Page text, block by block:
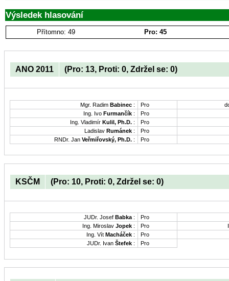
Výsledek hlasování
Přítomno: 49 Pro: 45
ANO 2011 (Pro: 13, Proti: 0, Zdržel se: 0)
Mgr. Radim Babinec : Pro
Ing. Ivo Furmančík :
Pro
Ing. Vladimír Kulil, Ph.D. :
Pro
Ladislav Rumánek :
Pro
RNDr. Jan Veřmiřovský, Ph.D. : Pro
KSČM (Pro: 10, Proti: 0, Zdržel se: 0)
JUDr. Josef Babka:
Pro
Ing. Miroslav Jopek : Pro
Ing. Vít Macháček :
Pro
JUDr. Ivan Štefek : Pro